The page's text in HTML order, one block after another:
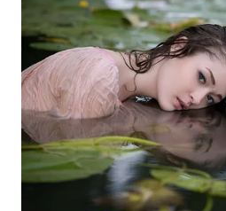
WN
TANGERANG
WN
BINJAI
WN